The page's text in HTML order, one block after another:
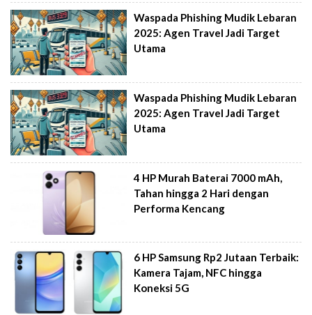
Waspada Phishing Mudik Lebaran
2025: Agen Travel Jadi Target
Utama
Waspada Phishing Mudik Lebaran
2025: Agen Travel Jadi Target
Utama
4 HP Murah Baterai 7000 mAh,
Tahan hingga 2 Hari dengan
Performa Kencang
6 HP Samsung Rp2 Jutaan Terbaik:
Kamera Tajam, NFC hingga
Koneksi 5G